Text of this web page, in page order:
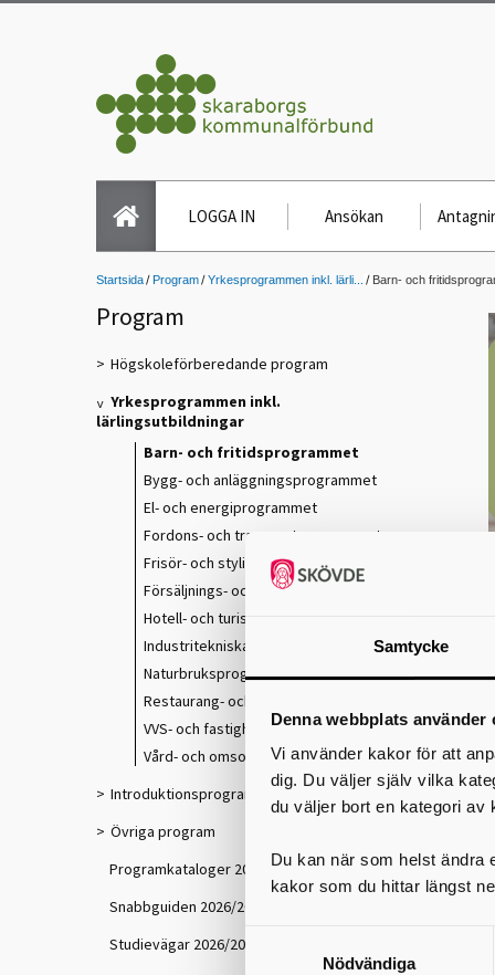
Samtycke
Denna webbplats använder
Vi använder kakor för att
dig. Du väljer själv vilka
du väljer bort en kategori av
Du kan när som helst ändra
kakor som du hittar längst
Nödvändiga
LOGGA IN Ansökan
Startsida Program Yrkesprogrammen inkl. lärli... Barn- och
Program
Högskoleförberedande program
Yrkesprogrammen inkl.
lärlingsutbildningar
Barn- och fritidsprogrammet
Bygg- och anläggningsprogrammet
El- och energiprogrammet
Fordons- och transportprogrammet
Frisör- och stylistprogrammet
Försäljnings- och serviceprogrammet
Hotell- och turismprogrammet
Industritekniska programmet
Naturbruksprogrammet
Restaurang- och livsmedelsprogrammet
VVS- och fastighetsprogrammet
Vård- och omsorgsprogrammet
Introduktionsprogram
Övriga program
Programkataloger 2026/2027
Snabbguiden 2026/2027
Studievägar 2026/2027